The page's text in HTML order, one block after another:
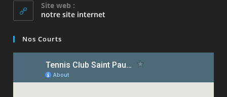
application
Site web :
notre site internet
Nos Courts